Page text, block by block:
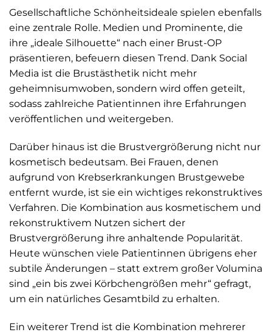
Gesellschaftliche Schönheitsideale spielen ebenfalls
eine zentrale Rolle. Medien und Prominente, die
ihre „ideale Silhouette“ nach einer Brust-OP
präsentieren, befeuern diesen Trend. Dank Social
Media ist die Brustästhetik nicht mehr
geheimnisumwoben, sondern wird offen geteilt,
sodass zahlreiche Patientinnen ihre Erfahrungen
veröffentlichen und weitergeben.
Darüber hinaus ist die Brustvergrößerung nicht nur
kosmetisch bedeutsam. Bei Frauen, denen
aufgrund von Krebserkrankungen Brustgewebe
entfernt wurde, ist sie ein wichtiges rekonstruktives
Verfahren. Die Kombination aus kosmetischem und
rekonstruktivem Nutzen sichert der
Brustvergrößerung ihre anhaltende Popularität.
Heute wünschen viele Patientinnen übrigens eher
subtile Änderungen – statt extrem großer Volumina
sind „ein bis zwei Körbchengrößen mehr“ gefragt,
um ein natürliches Gesamtbild zu erhalten.
Ein weiterer Trend ist die Kombination mehrerer